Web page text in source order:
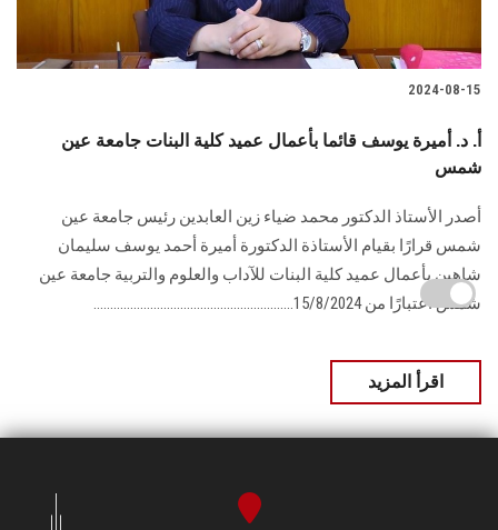
2024-08-15
أ. د. أميرة يوسف قائما بأعمال عميد كلية البنات جامعة عين
شمس
أصدر الأستاذ الدكتور محمد ضياء زين العابدين رئيس جامعة عين
شمس قرارًا بقيام الأستاذة الدكتورة أميرة أحمد يوسف سليمان
شاهين بأعمال عميد كلية البنات للآداب والعلوم والتربية جامعة عين
شمس اعتبارًا من 15/8/2024............................................................
اقرأ المزيد